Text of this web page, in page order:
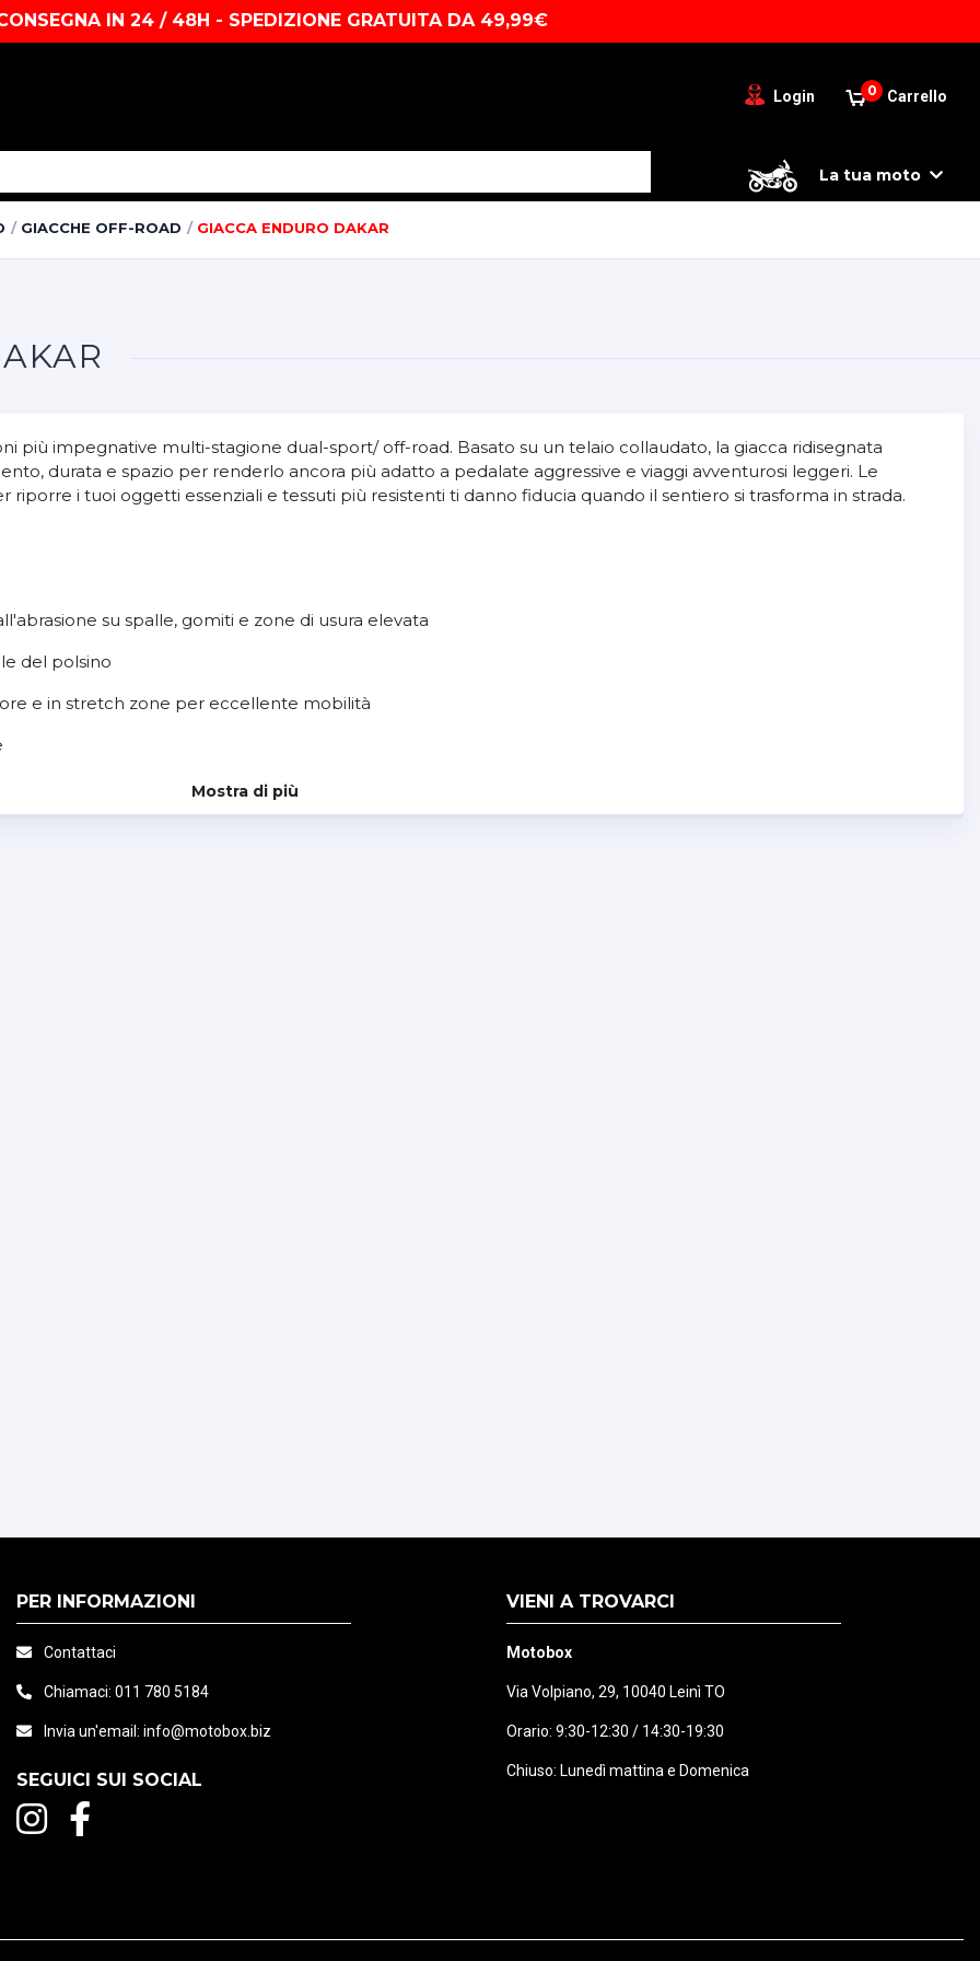
IN 24 / 48H - SPEDIZIONE GRATUITA DA 49,99€
0 Carrello
Login
La tua moto
GIACCHE OFF-ROAD GIACCA ENDURO DAKAR
più impegnative multi-stagione dual-sport/ off-road. Basato su un telaio collaudato, la giacca ridisegnata
durata e spazio per renderlo ancora più adatto a pedalate aggressive e viaggi avventurosi leggeri. Le
i tuoi oggetti essenziali e tessuti più resistenti ti danno fiducia quando il sentiero si trasforma in strada.
su spalle, gomiti e zone di usura elevata
del polsino
e in stretch zone per eccellente mobilità
(non incluso)
(nessuna armatura spalla mentre le braccia sono rimossi)
Mostra di più
PER INFORMAZIONI
Contattaci
Chiamaci: 011 780 5184
Invia un'email: info@motobox.biz
SEGUICI SUI SOCIAL
VIENI A TROVARCI
Motobox
Via Volpiano, 29, 10040 Leinì TO
Orario: 9:30-12:30 / 14:30-19:30
Chiuso: Lunedì mattina e Domenica